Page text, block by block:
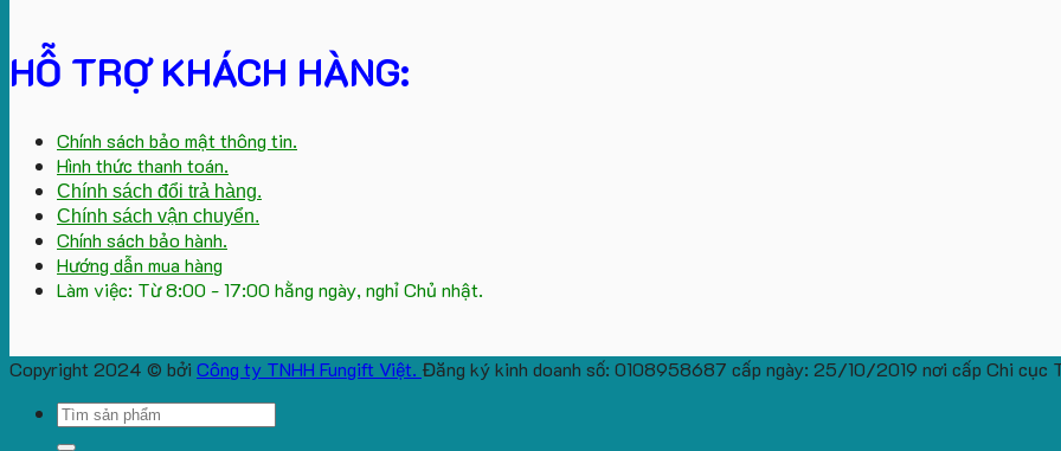
HỖ TRỢ KHÁCH HÀNG:
Chính sách bảo mật thông tin.
Hình thức thanh toán.
Chính sách đổi trả hàng.
Chính sách vận chuyển.
Chính sách bảo hành.
Hướng dẫn mua hàng
Làm việc: Từ 8:00 - 17:00 hằng ngày, nghỉ Chủ nhật.
Copyright 2024 © bởi Công ty TNHH Fungift Việt. Đăng ký kinh doanh số: 0108958687 cấp ngày: 25/10/2019 nơi cấp Chi cục
Search